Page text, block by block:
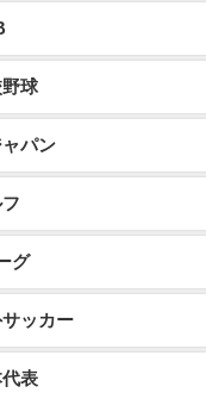
球
パン
グ
ッカー
代表